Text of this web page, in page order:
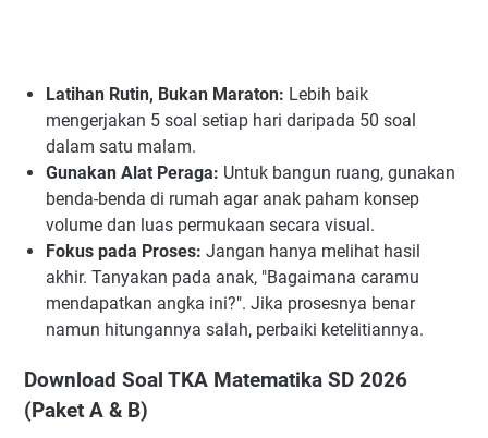
Latihan Rutin, Bukan Maraton: Lebih baik
mengerjakan 5 soal setiap hari daripada 50 soal
dalam satu malam.
Gunakan Alat Peraga: Untuk bangun ruang, gunakan
benda-benda di rumah agar anak paham konsep
volume dan luas permukaan secara visual.
Fokus pada Proses: Jangan hanya melihat hasil
akhir. Tanyakan pada anak, "Bagaimana caramu
mendapatkan angka ini?". Jika prosesnya benar
namun hitungannya salah, perbaiki ketelitiannya.
Download Soal TKA Matematika SD 2026
(Paket A & B)